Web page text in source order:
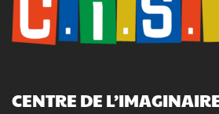
CENTRE DE